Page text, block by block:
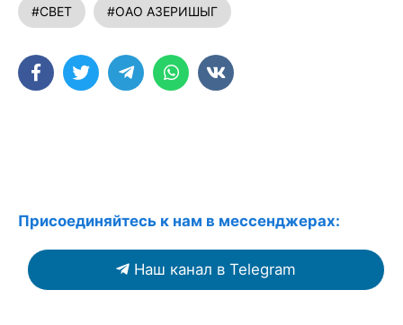
#СВЕТ #ОАО АЗЕРИШЫГ
Присоединяйтесь к нам в мессенджерах:
Наш канал в Telegram